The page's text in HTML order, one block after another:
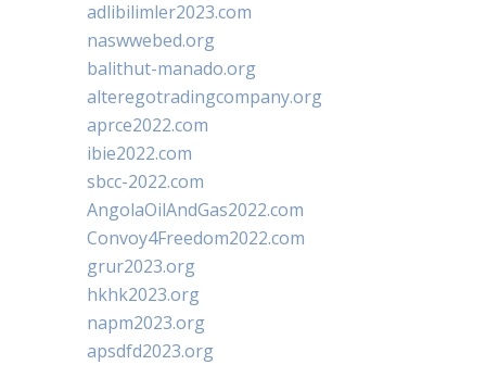
adlibilimler2023.com
naswwebed.org
balithut-manado.org
alteregotradingcompany.org
aprce2022.com
ibie2022.com
sbcc-2022.com
AngolaOilAndGas2022.com
Convoy4Freedom2022.com
grur2023.org
hkhk2023.org
napm2023.org
apsdfd2023.org